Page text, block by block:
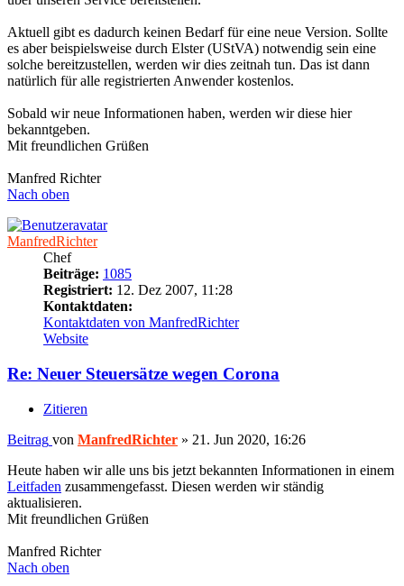
Aktuell gibt es dadurch keinen Bedarf für eine neue Version. Sollte
es aber beispielsweise durch Elster (UStVA) notwendig sein eine
solche bereitzustellen, werden wir dies zeitnah tun. Das ist dann
natürlich für alle registrierten Anwender kostenlos.
Sobald wir neue Informationen haben, werden wir diese hier
bekanntgeben.
Mit freundlichen Grüßen
Manfred Richter
Nach oben
ManfredRichter
Chef
Beiträge: 1085
Registriert: 12. Dez 2007, 11:28
Kontaktdaten:
Kontaktdaten von ManfredRichter
Website
Re: Neuer Steuersätze wegen Corona
Zitieren
Beitrag von ManfredRichter » 21. Jun 2020, 16:26
Heute haben wir alle uns bis jetzt bekannten Informationen in einem
Leitfaden zusammengefasst. Diesen werden wir ständig
aktualisieren.
Mit freundlichen Grüßen
Manfred Richter
Nach oben